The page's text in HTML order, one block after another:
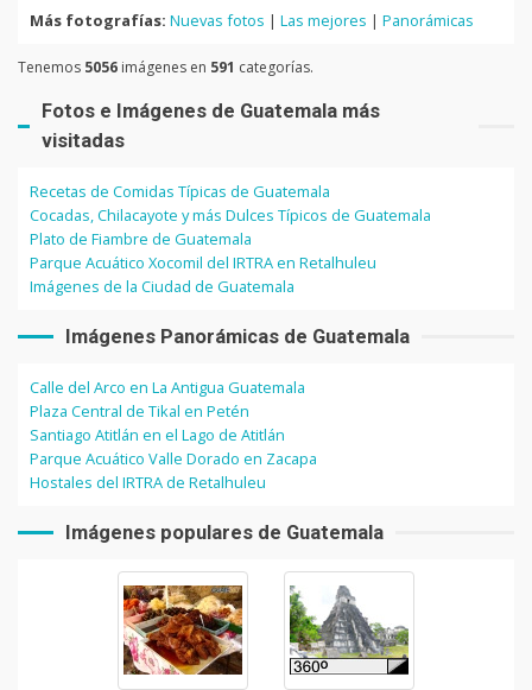
Más fotografías: Nuevas fotos | Las mejores | Panorámicas
Tenemos 5056 imágenes en 591 categorías.
Fotos e Imágenes de Guatemala más
visitadas
Recetas de Comidas Típicas de Guatemala
Cocadas, Chilacayote y más Dulces Típicos de Guatemala
Plato de Fiambre de Guatemala
Parque Acuático Xocomil del IRTRA en Retalhuleu
Imágenes de la Ciudad de Guatemala
Imágenes Panorámicas de Guatemala
Calle del Arco en La Antigua Guatemala
Plaza Central de Tikal en Petén
Santiago Atitlán en el Lago de Atitlán
Parque Acuático Valle Dorado en Zacapa
Hostales del IRTRA de Retalhuleu
Imágenes populares de Guatemala